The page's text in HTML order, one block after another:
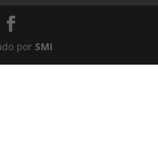
porSMI